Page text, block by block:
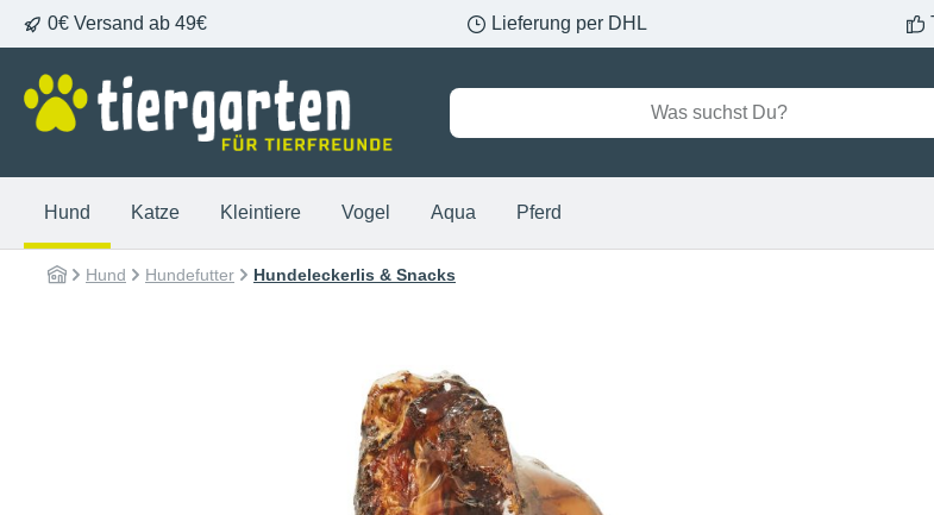
Zur Hauptnavigation springen
0€ Versand ab 49€ Lieferung per DHL
Hund Katze Kleintiere Vogel Aqua Pferd
Hund Hundefutter Hundeleckerlis & Snacks